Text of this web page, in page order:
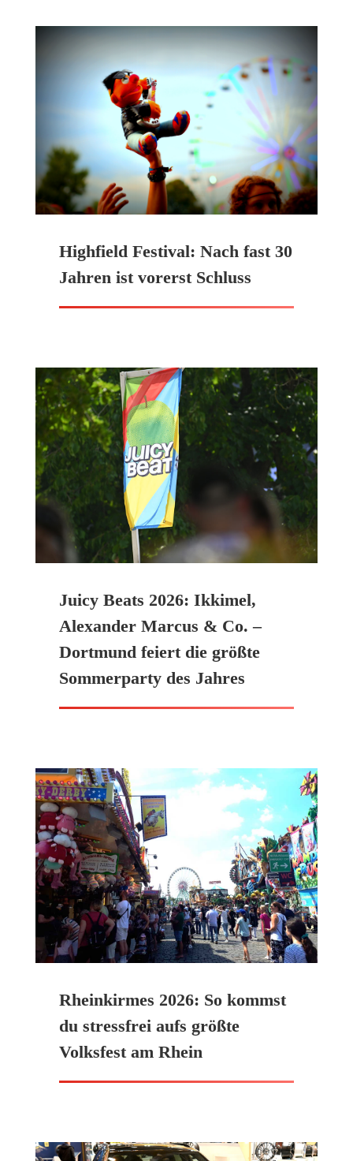
Highfield Festival: Nach fast 30
Jahren ist vorerst Schluss
Juicy Beats 2026: Ikkimel,
Alexander Marcus & Co. –
Dortmund feiert die größte
Sommerparty des Jahres
Rheinkirmes 2026: So kommst
du stressfrei aufs größte
Volksfest am Rhein